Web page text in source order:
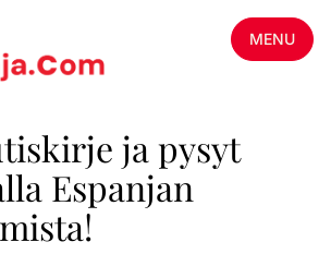
MENU
ja pysyt
Espanjan